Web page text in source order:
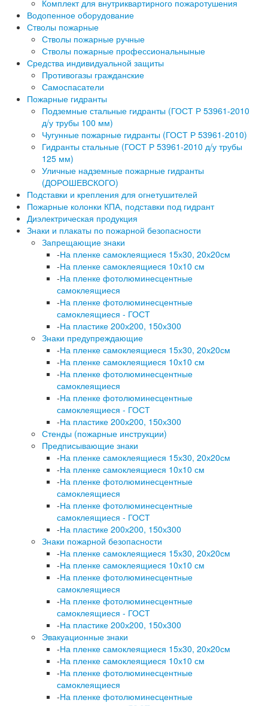
Комплект для внутриквартирного пожаротушения
Водопенное оборудование
Стволы пожарные
Стволы пожарные ручные
Стволы пожарные профессиональныные
Средства индивидуальной защиты
Противогазы гражданские
Самоспасатели
Пожарные гидранты
Подземные стальные гидранты (ГОСТ Р 53961-2010
д/у трубы 100 мм)
Чугунные пожарные гидранты (ГОСТ Р 53961-2010)
Гидранты стальные (ГОСТ Р 53961-2010 д/у трубы
125 мм)
Уличные надземные пожарные гидранты
(ДОРОШЕВСКОГО)
Подставки и крепления для огнетушителей
Пожарные колонки КПА, подставки под гидрант
Диэлектрическая продукция
Знаки и плакаты по пожарной безопасности
Запрещающие знаки
-На пленке самоклеящиеся 15х30, 20х20см
-На пленке самоклеящиеся 10х10 см
-На пленке фотолюминесцентные
самоклеящиеся
-На пленке фотолюминесцентные
самоклеящиеся - ГОСТ
-На пластике 200х200, 150х300
Знаки предупреждающие
-На пленке самоклеящиеся 15х30, 20х20см
-На пленке самоклеящиеся 10х10 см
-На пленке фотолюминесцентные
самоклеящиеся
-На пленке фотолюминесцентные
самоклеящиеся - ГОСТ
-На пластике 200х200, 150х300
Стенды (пожарные инструкции)
Предписывающие знаки
-На пленке самоклеящиеся 15х30, 20х20см
-На пленке самоклеящиеся 10х10 см
-На пленке фотолюминесцентные
самоклеящиеся
-На пленке фотолюминесцентные
самоклеящиеся - ГОСТ
-На пластике 200х200, 150х300
Знаки пожарной безопасности
-На пленке самоклеящиеся 15х30, 20х20см
-На пленке самоклеящиеся 10х10 см
-На пленке фотолюминесцентные
самоклеящиеся
-На пленке фотолюминесцентные
самоклеящиеся - ГОСТ
-На пластике 200х200, 150х300
Эвакуационные знаки
-На пленке самоклеящиеся 15х30, 20х20см
-На пленке самоклеящиеся 10х10 см
-На пленке фотолюминесцентные
самоклеящиеся
-На пленке фотолюминесцентные